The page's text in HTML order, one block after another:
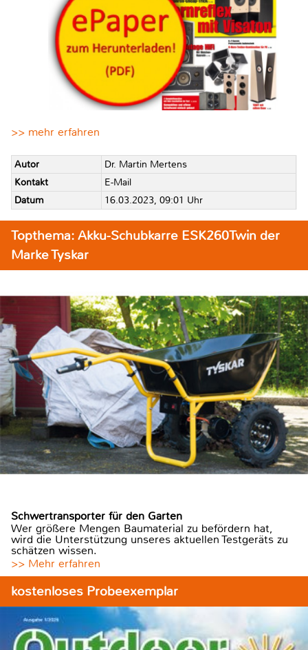
>> mehr erfahren
Autor
Dr. Martin Mertens
Kontakt
E-Mail
Datum
16.03.2023, 09:01 Uhr
Topthema: Akku-Schubkarre ESK260Twin der
Marke Tyskar
Schwertransporter für den Garten
Wer größere Mengen Baumaterial zu befördern hat,
wird die Unterstützung unseres aktuellen Testgeräts zu
schätzen wissen.
>> Mehr erfahren
kostenloses Probeexemplar